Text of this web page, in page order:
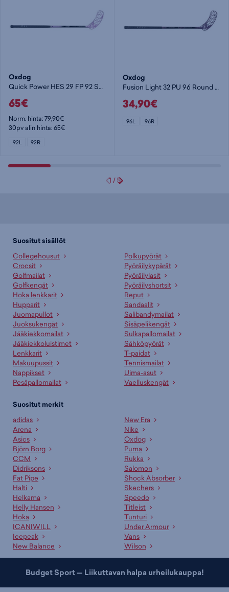
Oxdog
Quick Power HES 29 FP 92 Sweoval MB - lasten salibandymaila
65€
Norm. hinta:79,90€
30pv alin hinta: 65€
92L 92R
Oxdog
Fusion Light 32 PU 96 Round NB - lasten salibandymaila
34,90€
96L 96R
1 /5
Suositut sisällöt
Collegehousut
Crocsit
Golfmailat
Golfkengät
Hoka lenkkarit
Hupparit
Juomapullot
Juoksukengät
Jääkiekkomailat
Jääkiekkoluistimet
Lenkkarit
Makuupussit
Nappikset
Pesäpallomailat
Polkupyörät
Pyöräilykypärät
Pyöräilylasit
Pyöräilyshortsit
Reput
Sandaalit
Salibandymailat
Sisäpelikengät
Sulkapallomailat
Sähköpyörät
T-paidat
Tennismailat
Uima-asut
Vaelluskengät
Suositut merkit
adidas
Arena
Asics
Björn Borg
CCM
Didriksons
Fat Pipe
Halti
Helkama
Helly Hansen
Hoka
ICANIWILL
Icepeak
New Balance
New Era
Nike
Oxdog
Puma
Rukka
Salomon
Shock Absorber
Skechers
Speedo
Titleist
Tunturi
Under Armour
Vans
Wilson
Budget Sport — Liikuttavan halpa urheilukauppa!